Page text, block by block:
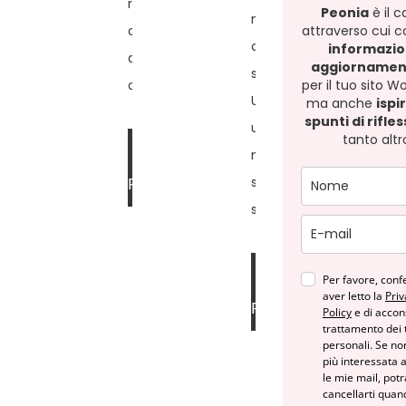
rischio e come fare
ordine senza stress,
anche su un sito già
online.
LEGGI DI
PIÙ »
mancanza di
competenza, ma una
scelta consapevole.
Una riflessione per
usare WordPress in
modo più sereno,
sostenibile e senza
stress inutile.
LEGGI DI
PIÙ »
Peoniaè il
attraverso cui
per il tuo sito
ma anche
spunti di
tanto
Per favore,
aver letto la
Policye di
trattamento dei
personali. Se
più interessata
le mie mail,
cancellarti